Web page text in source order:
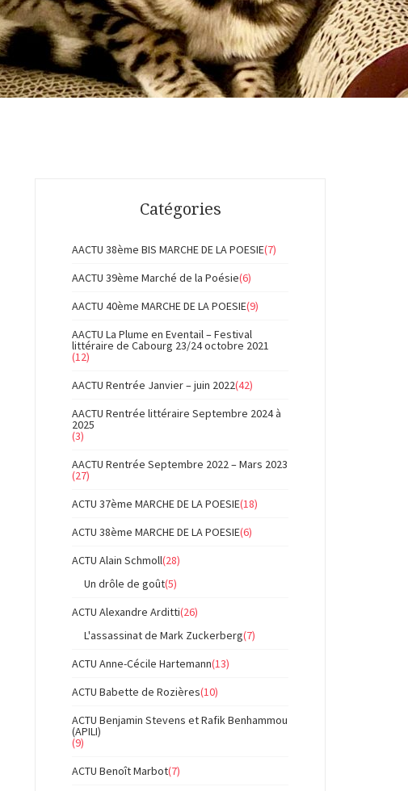
Catégories
AACTU 38ème BIS MARCHE DE LA POESIE(7)
AACTU 39ème Marché de la Poésie(6)
AACTU 40ème MARCHE DE LA POESIE(9)
AACTU La Plume en Eventail – Festival
littéraire de Cabourg 23/24 octobre 2021
(12)
AACTU Rentrée Janvier – juin 2022(42)
AACTU Rentrée littéraire Septembre 2024 à
2025
(3)
AACTU Rentrée Septembre 2022 – Mars 2023
(27)
ACTU 37ème MARCHE DE LA POESIE(18)
ACTU 38ème MARCHE DE LA POESIE(6)
ACTU Alain Schmoll(28)
Un drôle de goût(5)
ACTU Alexandre Arditti(26)
L'assassinat de Mark Zuckerberg(7)
ACTU Anne-Cécile Hartemann(13)
ACTU Babette de Rozières(10)
ACTU Benjamin Stevens et Rafik Benhammou
(APILI)
(9)
ACTU Benoît Marbot(7)